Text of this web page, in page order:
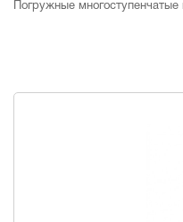
Погружные